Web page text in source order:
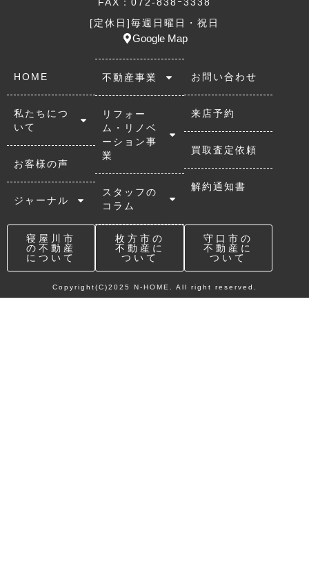
FAX：072-838ｰ3338
[定休日]毎週日曜日・祝日
Google Map
HOME
私たちにつ
いて
お客様の声
ジャーナル
不動産事業
リフォー
ム・リノベ
ーション事
業
スタッフの
コラム
お問い合わせ
来店予約
買取査定依頼
解約通知書
寝屋川市
の不動産
について
枚方市の
不動産に
ついて
守口市の
不動産に
ついて
Copyright(C)2025 N-HOME. All right reserved.